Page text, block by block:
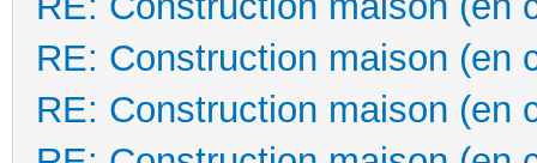
RE: Construction maison (en
RE: Construction maison (en